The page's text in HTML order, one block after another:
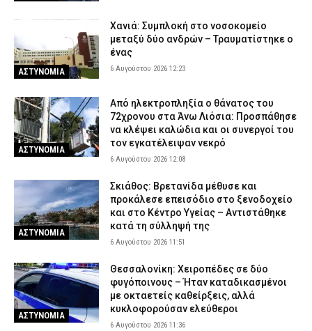
ΑΣΤΥΝΟΜΙΑ
Χανιά: Συμπλοκή στο νοσοκομείο
μεταξύ δύο ανδρών – Τραυματίστηκε ο
ένας
6 Αυγούστου 2026 12:23
ΑΣΤΥΝΟΜΙΑ
Από ηλεκτροπληξία ο θάνατος του
72χρονου στα Άνω Λιόσια: Προσπάθησε
να κλέψει καλώδια και οι συνεργοί του
τον εγκατέλειψαν νεκρό
6 Αυγούστου 2026 12:08
ΑΣΤΥΝΟΜΙΑ
Σκιάθος: Βρετανίδα μέθυσε και
προκάλεσε επεισόδιο στο ξενοδοχείο
και στο Κέντρο Υγείας – Αντιστάθηκε
κατά τη σύλληψή της
6 Αυγούστου 2026 11:51
ΑΣΤΥΝΟΜΙΑ
Θεσσαλονίκη: Χειροπέδες σε δύο
φυγόποινους – Ήταν καταδικασμένοι
με οκταετείς καθείρξεις, αλλά
κυκλοφορούσαν ελεύθεροι
6 Αυγούστου 2026 11:36